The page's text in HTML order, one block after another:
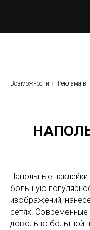
Возможности / Реклама в
Напольные
большую
изображений,
сетях.
довольно большой